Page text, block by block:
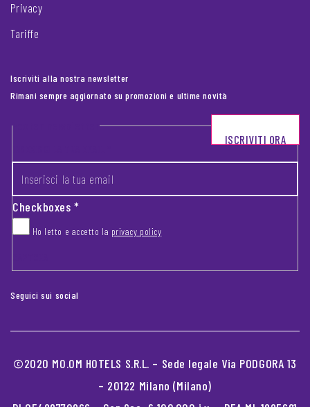
Privacy
Tariffe
Iscriviti alla nostra newsletter
Rimani sempre aggiornato su promozioni e ultime novità
Footer newsletter
Checkboxes*
Ho letto e accetto la privacy policy
ISCRIVITI ORA
Seguici sui social
©2020 MO.OM HOTELS S.R.L. – Sede legale Via PODGORA 13
– 20122 Milano (Milano)